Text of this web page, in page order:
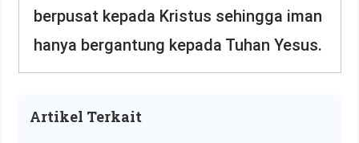
berpusat kepada Kristus sehingga iman
hanya bergantung kepada Tuhan Yesus.
Artikel Terkait